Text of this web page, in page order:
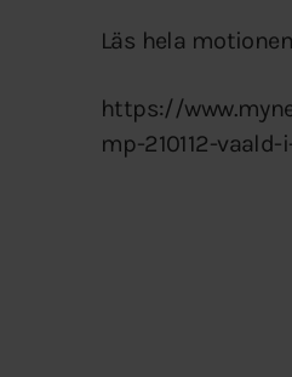
Läs hela
https://
mp-210112-